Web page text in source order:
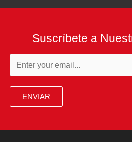
Suscríbete a
ENVIAR